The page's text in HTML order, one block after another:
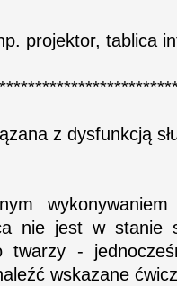
projektor, tablica
z dysfunkcją
nie jest w stanie
twarzy -
wskazane